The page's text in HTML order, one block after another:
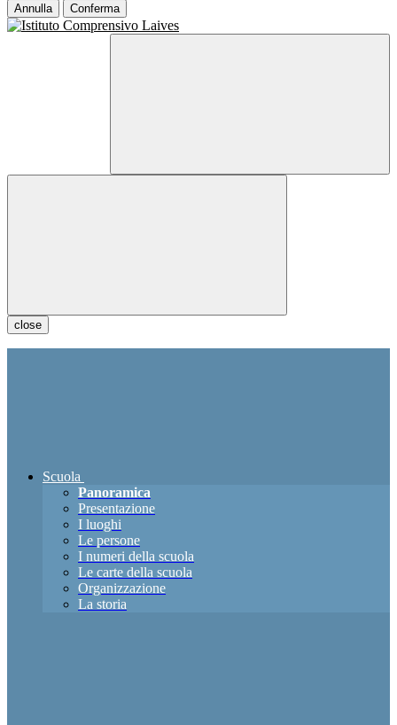
Annulla Conferma
close
Scuola
Panoramica
Presentazione
I luoghi
Le persone
I numeri della scuola
Le carte della scuola
Organizzazione
La storia